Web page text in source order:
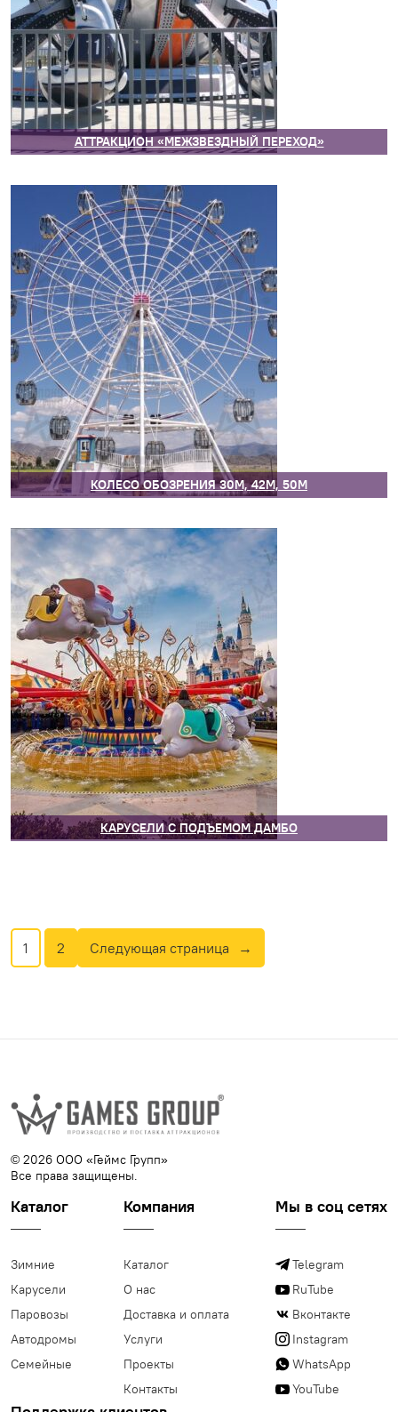
АТТРАКЦИОН «МЕЖЗВЕЗДНЫЙ ПЕРЕХОД»
КОЛЕСО ОБОЗРЕНИЯ 30М, 42М, 50М
КАРУСЕЛИ С ПОДЪЕМОМ ДАМБО
1 2 Следующая страница →
© 2026 ООО «Геймс Групп»
Все права защищены.
Каталог
Зимние
Карусели
Паровозы
Автодромы
Семейные
Компания
Каталог
О нас
Доставка и оплата
Услуги
Проекты
Контакты
Мы в соц сетях
Telegram
RuTube
Вконтакте
Instagram
WhatsApp
YouTube